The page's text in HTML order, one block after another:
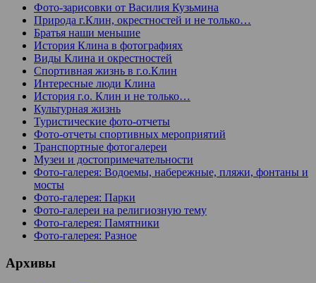
Фото-зарисовки от Василия Кузьмина
Природа г.Клин, окрестностей и не только…
Братья наши меньшие
История Клина в фотографиях
Виды Клина и окрестностей
Спортивная жизнь в г.о.Клин
Интересные люди Клина
История г.о. Клин и не только…
Культурная жизнь
Туристические фото-отчеты
Фото-отчеты спортивных мероприятий
Транспортные фотогалереи
Музеи и достопримечательности
Фото-галерея: Водоемы, набережные, пляжи, фонтаны и
мосты
Фото-галерея: Парки
Фото-галереи на религиозную тему
Фото-галерея: Памятники
Фото-галерея: Разное
Архивы